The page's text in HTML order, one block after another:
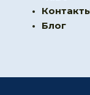
Блог